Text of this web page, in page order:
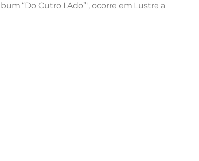
“Do Outro LAdo”", ocorre em Lustre a